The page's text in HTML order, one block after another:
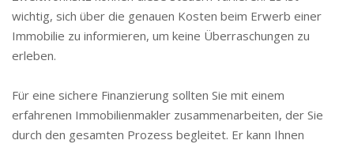
wichtig, sich über die genauen Kosten beim Erwerb einer
Immobilie zu informieren, um keine Überraschungen zu
erleben.
Für eine sichere Finanzierung sollten Sie mit einem
erfahrenen Immobilienmakler zusammenarbeiten, der Sie
durch den gesamten Prozess begleitet. Er kann Ihnen